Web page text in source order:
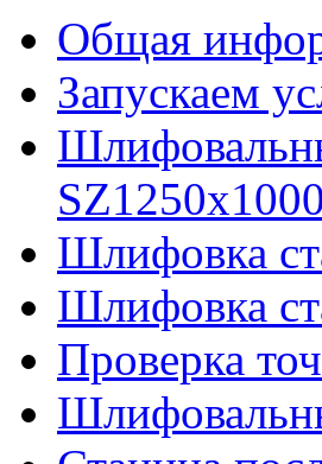
Общая
Запускаем
Шлифовка
Шлифовка
Проверка